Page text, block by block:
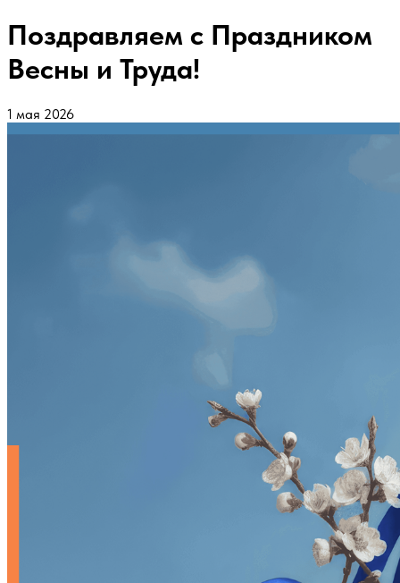
Поздравляем с Праздником
Весны и Труда!
1 мая 2026